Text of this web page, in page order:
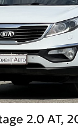
2.0 AT,